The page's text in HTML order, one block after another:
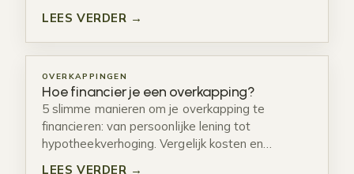
LEES VERDER →
OVERKAPPINGEN
Hoe financier je een overkapping?
5 slimme manieren om je overkapping te
financieren: van persoonlijke lening tot
hypotheekverhoging. Vergelijk kosten en…
LEES VERDER →